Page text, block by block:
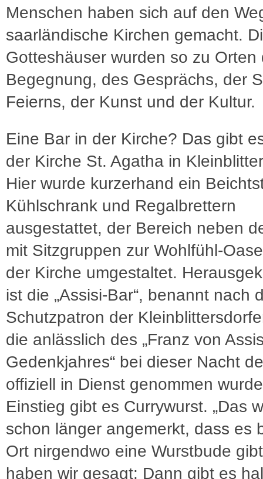
Menschen haben sich auf den
saarländische Kirchen gemacht.
Gotteshäuser wurden so zu Orten
Begegnung, des Gesprächs, der
Feierns, der Kunst und der Kultur.
Eine Bar in der Kirche? Das gibt
der Kirche St. Agatha in
Hier wurde kurzerhand ein
Kühlschrank und Regalbrettern
ausgestattet, der Bereich neben
mit Sitzgruppen zur Wohlfühl-
der Kirche umgestaltet.
ist die „Assisi-Bar“, benannt nach
Schutzpatron der
die anlässlich des „Franz von
Gedenkjahres“ bei dieser Nacht
offiziell in Dienst genommen
Einstieg gibt es Currywurst. „Das
schon länger angemerkt, dass es
Ort nirgendwo eine Wurstbude
haben wir gesagt: Dann gibt es